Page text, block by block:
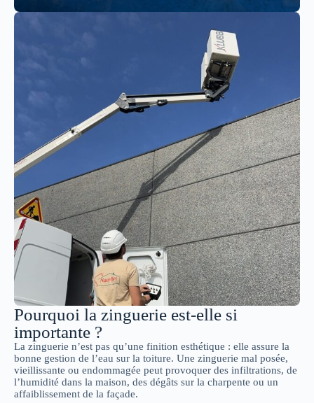
Pourquoi la zinguerie est-elle si
importante ?
La zinguerie n’est pas qu’une finition esthétique : elle assure la
bonne gestion de l’eau sur la toiture. Une zinguerie mal posée,
vieillissante ou endommagée peut provoquer des infiltrations, de
l’humidité dans la maison, des dégâts sur la charpente ou un
affaiblissement de la façade.